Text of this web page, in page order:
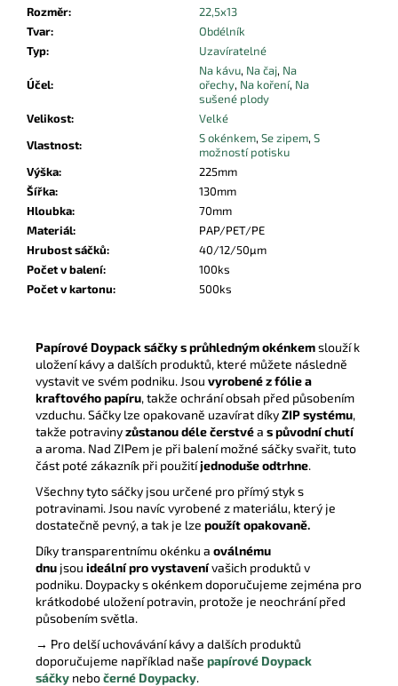
Papírové Doypack sáčkys průhledným okénkemslouží k
uložení kávy a dalších produktů, které můžete následně
vystavit ve svém podniku. Jsou vyrobené z fólie a
kraftového papíru, takže ochrání obsah před působením
vzduchu. Sáčky lze opakovaně uzavírat díkyZIP systému,
takže potravinyzůstanou déle čerstvéa s původní chutí
a aroma. Nad ZIPem je při balení možné sáčky svařit, tuto
část poté zákazník při použitíjednoduše odtrhne.
Všechny tyto sáčky jsou určené pro přímý styk s
potravinami. Jsou navíc vyrobené z materiálu, který je
dostatečně pevný, a tak je lze použít opakovaně.
Díky transparentnímu okénku a oválnému
dnu jsou ideální pro vystavenívašich produktů v
podniku. Doypacky s okénkem doporučujeme zejména pro
krátkodobé uložení potravin, protože je neochrání před
působením světla.
→ Pro delší uchovávání kávy a dalších produktů
doporučujeme například naše papírové Doypack
sáčky nebočerné Doypacky.
Rozměr:
22,5x13
Tvar:
Obdélník
Typ: Uzavíratelné
Účel:
Na kávu, Na čaj, Na
ořechy, Na koření, Na
sušené plody
Velikost:
Velké
Vlastnost: S okénkem, Se zipem, S
možností potisku
Výška:
225mm
Šířka:
130mm
Hloubka:
70mm
Materiál:
PAP/PET/PE
Hrubost sáčků:
40/12/50µm
Počet v balení:
100ks
Počet v kartonu: 500ks